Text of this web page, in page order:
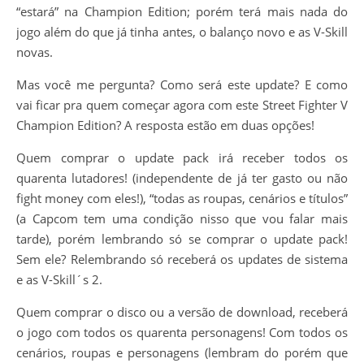
“estará” na Champion Edition; porém terá mais nada do
jogo além do que já tinha antes, o balanço novo e as V-Skill
novas.
Mas você me pergunta? Como será este update? E como
vai ficar pra quem começar agora com este Street Fighter V
Champion Edition? A resposta estão em duas opções!
Quem comprar o update pack irá receber todos os
quarenta lutadores! (independente de já ter gasto ou não
fight money com eles!), “todas as roupas, cenários e títulos”
(a Capcom tem uma condição nisso que vou falar mais
tarde), porém lembrando só se comprar o update pack!
Sem ele? Relembrando só receberá os updates de sistema
e as V-Skill´s 2.
Quem comprar o disco ou a versão de download, receberá
o jogo com todos os quarenta personagens! Com todos os
cenários, roupas e personagens (lembram do porém que